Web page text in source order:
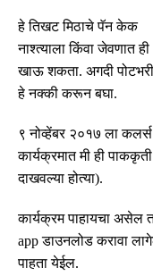
हे तिखट मिठाचे पॅन केक
नाश्त्यालाकिंवाजेवणात ही
खाऊ शकता. अगदी
हे नक्की करून बघा.
९ नोव्हेंबर २०१७ला कलर्स
कार्यक्रमात मी ही पाककृती
दाखवल्या होत्या).
कार्यक्रम पाहायचा असेल
appडाउनलोड करावा
पाहता येईल.